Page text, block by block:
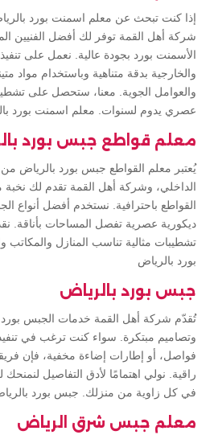
إذا كنت تبحث عن معلم اسمنت بورد
شركة أهل القمة توفر لك أفضل الفنيين
الأسمنت بورد بجودة عالية. نعمل على
والخارجية بدقة متناهية وباستخدام مواد
والعوامل الجوية. معنا، ستحصل على
عصري يدوم لسنوات. معلم اسمنت بورد
معلم قواطع جبس بورد
يُعتبر معلم القواطع جبس بورد بالرياض
الداخلي، وشركة أهل القمة تقدم لك نخبة
القواطع باحترافية. نستخدم أفضل أنواع
ديكورية عصرية تفصل المساحات بأناقة.
تشطيبات مثالية تناسب المنازل
بورد بالرياض
جبس بورد بالرياض
تُقدّم شركة أهل القمة خدمات الجبس بورد
وتصاميم مبتكرة. سواء كنت ترغب في
فواصل، أو إطارات إضاءة مخفية، فإن
راقية. نولي اهتمامًا لأدق التفاصيل
في كل زاوية من منزلك. جبس بورد
معلم جبس شرق الرياض